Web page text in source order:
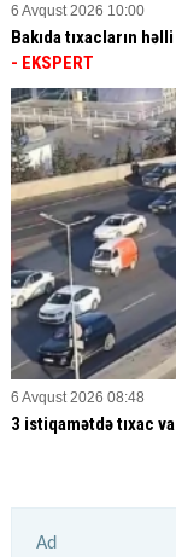
6 Avqust 2026 10:00
Bakıda tıxacların
- EKSPERT
6 Avqust 2026 08:48
3 istiqamətdə tıxac
Ad